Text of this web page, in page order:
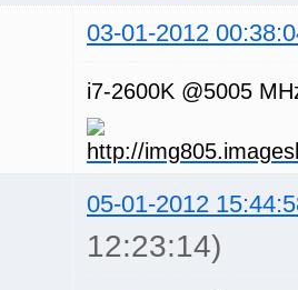
03-01-2012
i7-2600K @5005
05-01-2012
12:23:14)